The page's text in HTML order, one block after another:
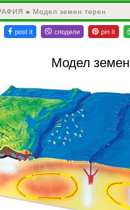
» Модел земен терен
Модел